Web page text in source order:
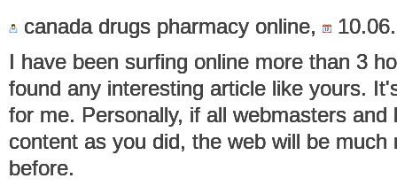
canada drugs pharmacy online,
I have been surfing online more than 3
found any interesting article like yours.
for me. Personally, if all webmasters and
content as you did, the web will be much
before.